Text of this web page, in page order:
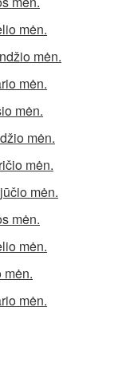
mėn.
mėn.
mėn.
mėn.
mėn.
mėn.
mėn.
mėn.
mėn.
mėn.
mėn.